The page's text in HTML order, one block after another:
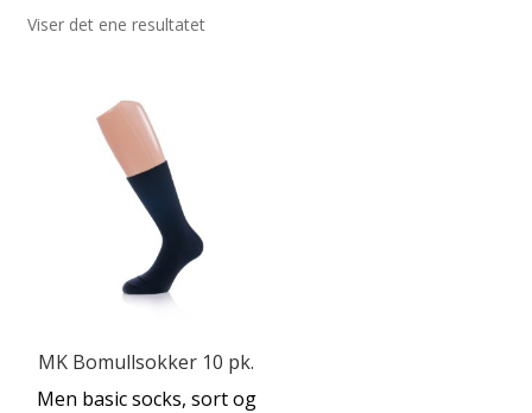
Produkter
Forhandler
Viser det ene resultatet
MK Bomullsokker 10 pk.
Men basic socks, sort og
produktet
har
flere
varianter.
Alternativene
kan
velges
produktsiden